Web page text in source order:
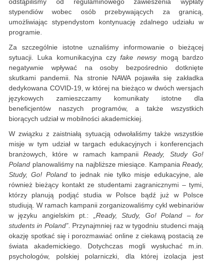
odstąpiliśmy od regulaminowego zawieszenia wypłaty
stypendiów wobec osób przebywających za granicą,
umożliwiając stypendystom kontynuację zdalnego udziału w
programie.
Za szczególnie istotne uznaliśmy informowanie o bieżącej
sytuacji. Luka komunikacyjna czyfake newsymogą bardzo
negatywnie wpływać na osoby bezpośrednio dotknięte
skutkami pandemii. Na stronie NAWA pojawiła się zakładka
dedykowana COVID-19, w której na bieżąco w dwóch wersjach
językowych zamieszczamy komunikaty istotne dla
beneficjentów naszych programów, a także wszystkich
biorących udział w mobilności akademickiej.
W związku z zaistniałą sytuacją odwołaliśmy także wszystkie
misje w tym udział w targach edukacyjnych i konferencjach
branżowych, które w ramach kampaniiReady, Study Go!
Poland planowaliśmy na najbliższe miesiące. Kampania Ready,
Study, Go! Poland to jednak nie tylko misje edukacyjne, ale
również bieżący kontakt ze studentami zagranicznymi – tymi,
którzy planują podjąć studia w Polsce bądź już w Polsce
studiują. W ramach kampanii zorganizowaliśmy cykl webinariów
w języku angielskim pt.: „Ready, Study, Go! Poland – for
students in Poland”. Przynajmniej raz w tygodniu studenci mają
okazję spotkać się i porozmawiać online z ciekawą postacią ze
świata akademickiego. Dotychczas mogli wysłuchać m.in.
psychologów, polskiej polarniczki, dla której izolacja jest